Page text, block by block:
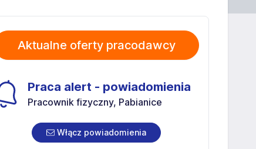
Aktualne oferty pracodawcy
Praca alert - powiadomienia
Pracownik fizyczny, Pabianice
Włącz powiadomienia